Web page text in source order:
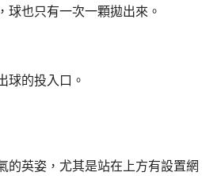
球也只有一次一顆拋出來。
球的投入口。
的英姿，尤其是站在上方有設置網